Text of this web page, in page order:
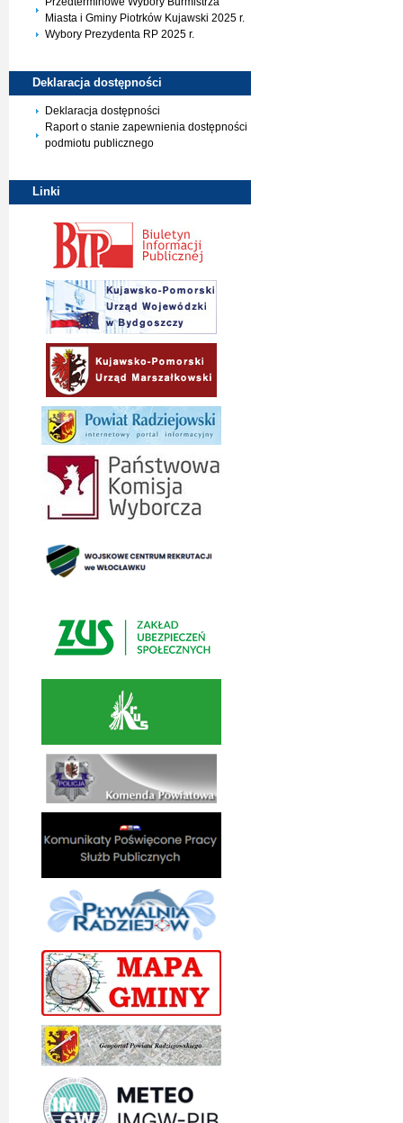
Miasta i Gminy Piotrków Kujawski 2025 r.
Wybory Prezydenta RP 2025 r.
Deklaracja dostępności
Deklaracja dostępności
Raport o stanie zapewnienia dostępności
podmiotu publicznego
Linki